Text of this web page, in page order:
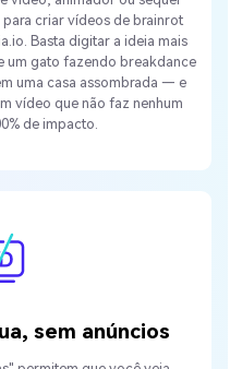
criar vídeos de brainrot
Basta digitar a ideia mais
um gato fazendo breakdance
uma casa assombrada — e
vídeo que não faz nenhum
de impacto.
sem anúncios